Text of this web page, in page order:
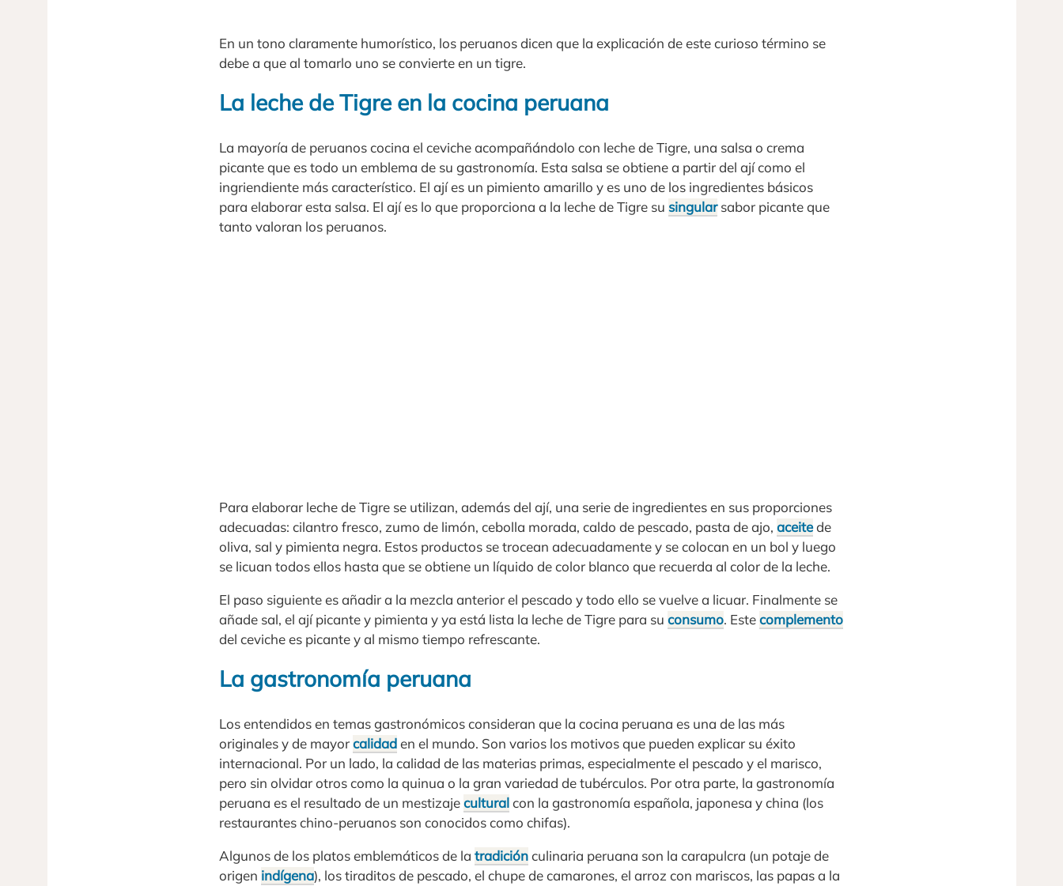
En un tono claramente humorístico, los peruanos dicen que la explicación de este curioso término se
debe a que al tomarlo uno se convierte en un tigre.
La leche de Tigre en la cocina peruana
La mayoría de peruanos cocina el ceviche acompañándolo con leche de Tigre, una salsa o crema
picante que es todo un emblema de su gastronomía. Esta salsa se obtiene a partir del ají como el
ingriendiente más característico. El ají es un pimiento amarillo y es uno de los ingredientes básicos
para elaborar esta salsa. El ají es lo que proporciona a la leche de Tigre su singularsabor picante que
tanto valoran los peruanos.
Para elaborar leche de Tigre se utilizan, además del ají, una serie de ingredientes en sus proporciones
adecuadas: cilantro fresco, zumo de limón, cebolla morada, caldo de pescado, pasta de ajo, aceitede
oliva, sal y pimienta negra. Estos productos se trocean adecuadamente y se colocan en un bol y luego
se licuan todos ellos hasta que se obtiene un líquido de color blanco que recuerda al color de la leche.
El paso siguiente es añadir a la mezcla anterior el pescado y todo ello se vuelve a licuar. Finalmente se
añade sal, el ají picante y pimienta y ya está lista la leche de Tigre para su consumo. Estecomplemento
del ceviche es picante y al mismo tiempo refrescante.
La gastronomía peruana
Los entendidos en temas gastronómicos consideran que la cocina peruana es una de las más
originales y de mayorcalidaden el mundo. Son varios los motivos que pueden explicar su éxito
internacional. Por un lado, la calidad de las materias primas, especialmente el pescado y el marisco,
pero sin olvidar otros como la quinua o la gran variedad de tubérculos. Por otra parte, la gastronomía
peruana es el resultado de un mestizajeculturalcon la gastronomía española, japonesa y china (los
restaurantes chino-peruanos son conocidos como chifas).
Algunos de los platos emblemáticos de la tradiciónculinaria peruana son la carapulcra (un potaje de
origen indígena), los tiraditos de pescado, el chupe de camarones, el arroz con mariscos, las papas a la